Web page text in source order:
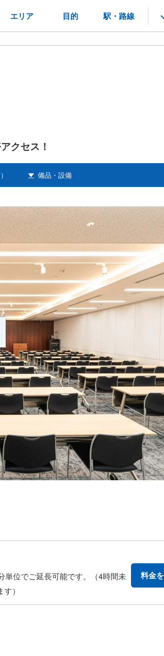
エリア 目的 駅・路線
クセス！
備品・設備
単位でご延長可能です。（4時間未
）
料金